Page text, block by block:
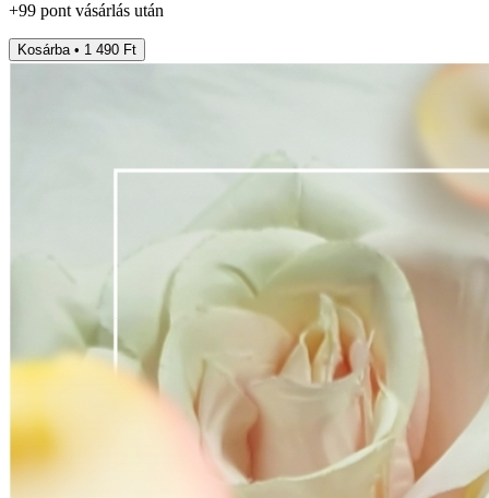
+99 pontvásárlás után
Kosárba • 1 490 Ft